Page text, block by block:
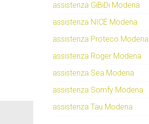
assistenza GiBiDi Modena
assistenza NICE Modena
assistenza Proteco Modena
assistenza Roger Modena
assistenza Sea Modena
assistenza Somfy Modena
assistenza Tau Modena